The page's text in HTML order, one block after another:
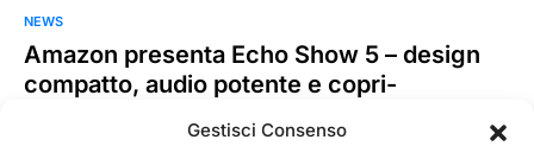
Gestisci Consenso
NEWS
Amazon presenta Echo Show 5 – design
compatto, audio potente e copri-